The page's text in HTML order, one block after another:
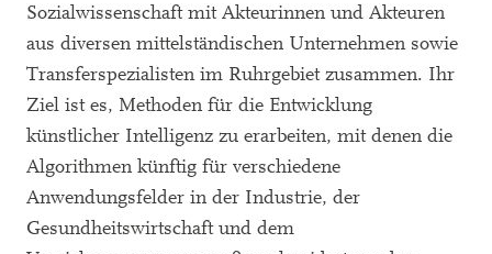
Sozialwissenschaft mit Akteurinnen und Akteuren
aus diversen mittelständischen Unternehmen sowie
Transferspezialisten im Ruhrgebiet zusammen. Ihr
Ziel ist es, Methoden für die Entwicklung
künstlicher Intelligenz zu erarbeiten, mit denen die
Algorithmen künftig für verschiedene
Anwendungsfelder in der Industrie, der
Gesundheitswirtschaft und dem